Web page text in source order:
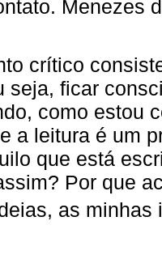
Menezes
crítico
seja, ficar
como estou
a leitura é um
que está
Por que
as minhas